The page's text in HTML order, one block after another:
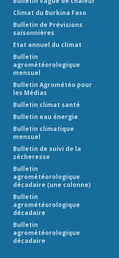
Climat du Burkina Faso
Bulletin de Prévisions
saisonnières
Etat annuel du climat
Bulletin
agrométéorologique
mensuel
Bulletin Agrométéo pour
les Médias
Bulletin climat santé
Bulletin eau énergie
Bulletin climatique
mensuel
Bulletin de suivi de la
sécheresse
Bulletin
agrométéorologique
décadaire (une colonne)
Bulletin
agrométéorologique
décadaire
Bulletin
agrométéorologique
décadaire